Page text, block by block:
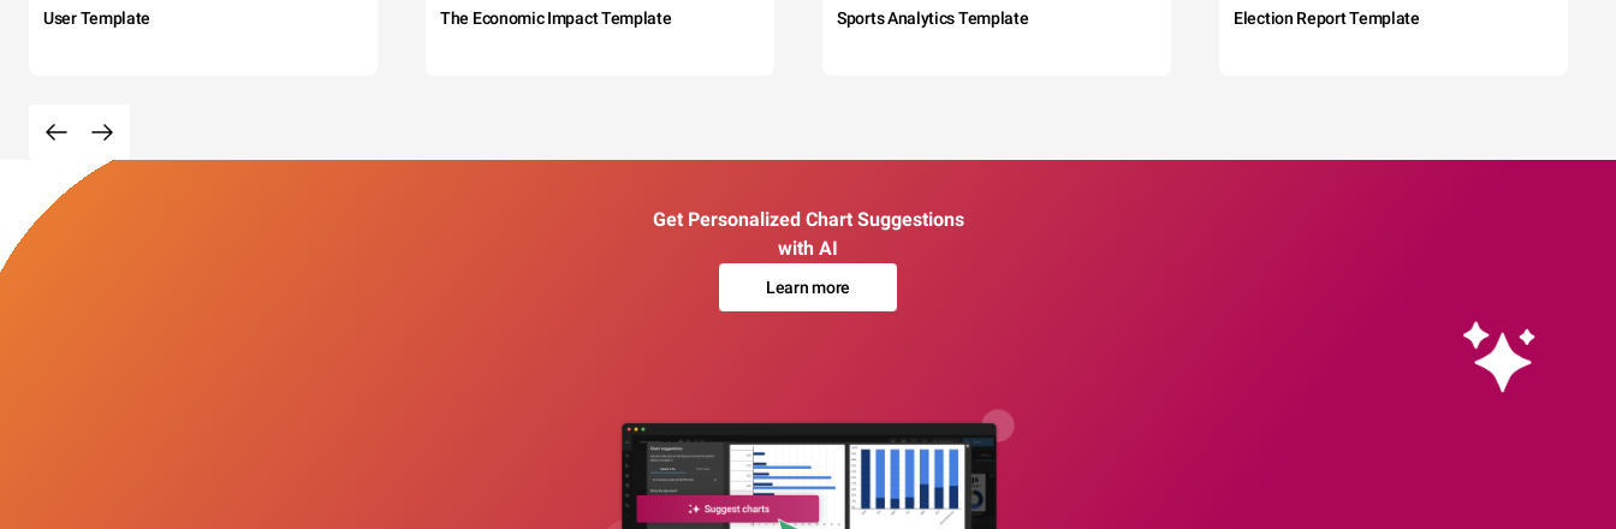
User Template The Economic Impact Template Sports Analytics Template Election Report Template
Get Personalized Chart Suggestions
with AI
Learn more